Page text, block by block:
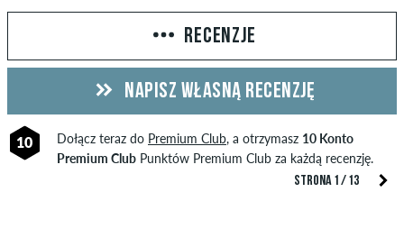
STRONA 1 / 13
RECENZJE
NAPISZ WŁASNĄ RECENZJĘ
10 Dołącz teraz do Premium Club, a otrzymasz 10 Konto
Premium ClubPunktów Premium Club za każdą recenzję.